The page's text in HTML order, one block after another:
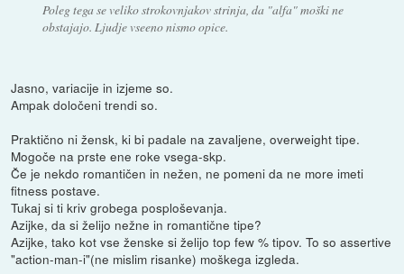
Poleg tega se veliko strokovnjakov strinja, da "alfa" moški ne
obstajajo. Ljudje vseeno nismo opice.
Jasno, variacije in izjeme so.
Ampak določeni trendi so.
Praktično ni žensk, ki bi padale na zavaljene, overweight tipe.
Mogoče na prste ene roke vsega-skp.
Če je nekdo romantičen in nežen, ne pomeni da ne more imeti
fitness postave.
Tukaj si ti kriv grobega posploševanja.
Azijke, da si želijo nežne in romantične tipe?
Azijke, tako kot vse ženske si želijo top few % tipov. To so assertive
"action-man-i"(ne mislim risanke) moškega izgleda.